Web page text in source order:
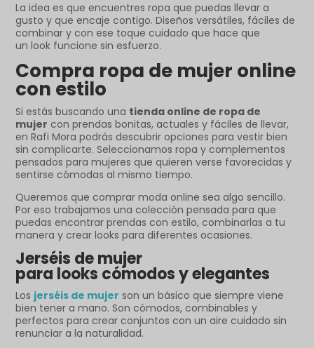
La idea es que encuentres ropa que puedas llevar a
gusto y que encaje contigo. Diseños versátiles, fáciles de
combinar y con ese toque cuidado que hace que
un look funcione sin esfuerzo.
Compra ropa de mujer online
con estilo
Si estás buscando una tienda online de ropa de
mujer con prendas bonitas, actuales y fáciles de llevar,
en Rafi Mora podrás descubrir opciones para vestir bien
sin complicarte. Seleccionamos ropa y complementos
pensados para mujeres que quieren verse favorecidas y
sentirse cómodas al mismo tiempo.
Queremos que comprar moda online sea algo sencillo.
Por eso trabajamos una colección pensada para que
puedas encontrar prendas con estilo, combinarlas a tu
manera y crear looks para diferentes ocasiones.
Jerséis de mujer
para looks cómodos y elegantes
Los jerséis de mujer son un básico que siempre viene
bien tener a mano. Son cómodos, combinables y
perfectos para crear conjuntos con un aire cuidado sin
renunciar a la naturalidad.